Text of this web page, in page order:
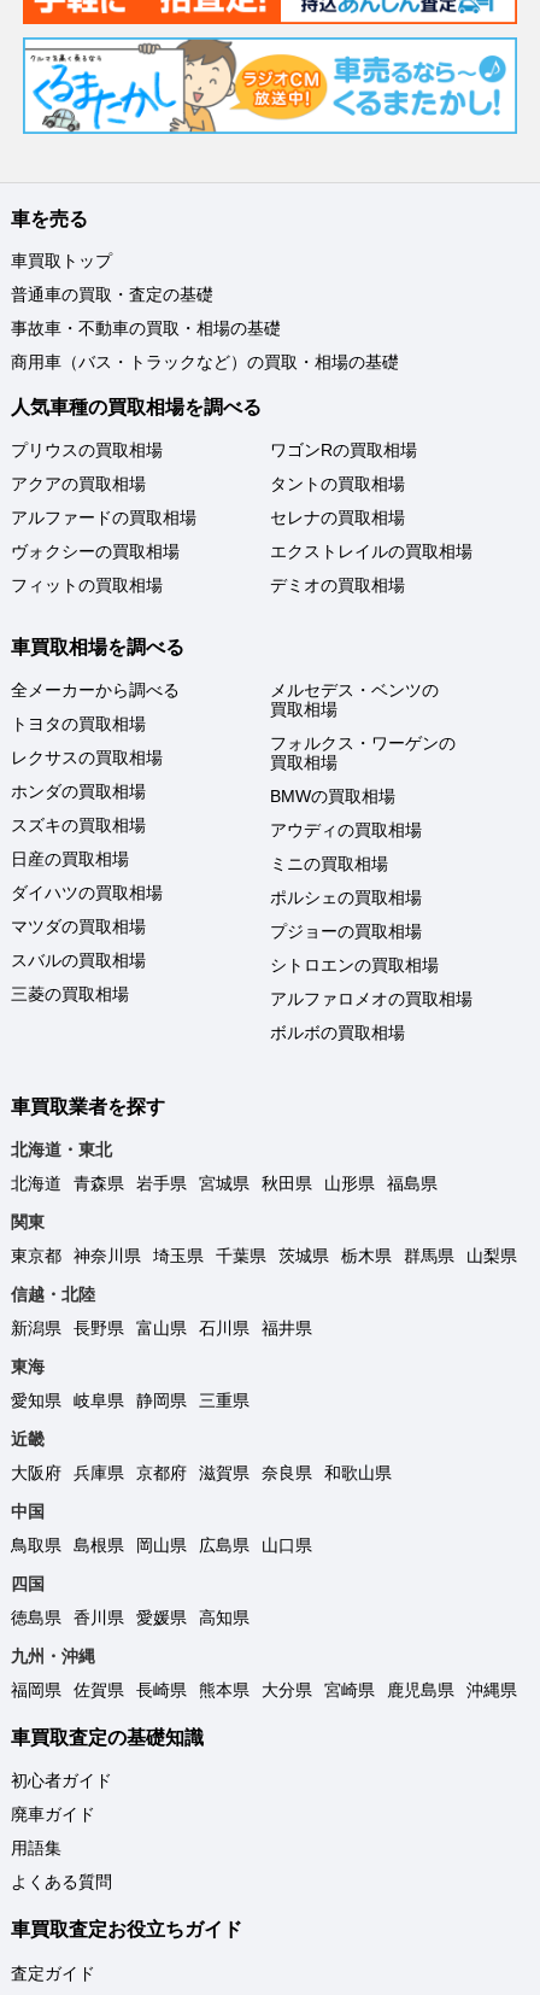
車を売る
車買取トップ
普通車の買取・査定の基礎
事故車・不動車の買取・相場の基礎
商用車（バス・トラックなど）の買取・相場の基礎
人気車種の買取相場を調べる
プリウスの買取相場
アクアの買取相場
アルファードの買取相場
ヴォクシーの買取相場
フィットの買取相場
ワゴンRの買取相場
タントの買取相場
セレナの買取相場
エクストレイルの買取相場
デミオの買取相場
車買取相場を調べる
全メーカーから調べる
トヨタの買取相場
レクサスの買取相場
ホンダの買取相場
スズキの買取相場
日産の買取相場
ダイハツの買取相場
マツダの買取相場
スバルの買取相場
三菱の買取相場
メルセデス・ベンツの
買取相場
フォルクス・ワーゲンの
買取相場
BMWの買取相場
アウディの買取相場
ミニの買取相場
ポルシェの買取相場
プジョーの買取相場
シトロエンの買取相場
アルファロメオの買取相場
ボルボの買取相場
車買取業者を探す
北海道・東北
北海道
青森県 岩手県 宮城県 秋田県 山形県
福島県
関東
東京都
神奈川県 埼玉県 千葉県 茨城県 栃木県 群馬県
山梨県
信越・北陸
新潟県
長野県 富山県 石川県
福井県
東海
愛知県
岐阜県 静岡県
三重県
近畿
大阪府
兵庫県 京都府 滋賀県 奈良県
和歌山県
中国
鳥取県
島根県 岡山県 広島県
山口県
四国
徳島県
香川県 愛媛県
高知県
九州・沖縄
福岡県
佐賀県 長崎県 熊本県 大分県 宮崎県 鹿児島県 沖縄県
車買取査定の基礎知識
初心者ガイド
廃車ガイド
用語集
よくある質問
車買取査定お役立ちガイド
査定ガイド